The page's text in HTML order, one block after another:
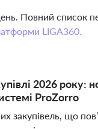
Повний список
LIGA360.
2026 року:
ProZorro
закупівель, що